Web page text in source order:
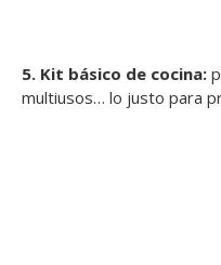
5. Kit básico de cocina:
multiusos… lo justo para